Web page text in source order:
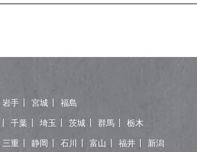
岩手 宮城 福島
千葉 埼玉 茨城 群馬 栃木
三重 静岡 石川 富山 福井 新潟